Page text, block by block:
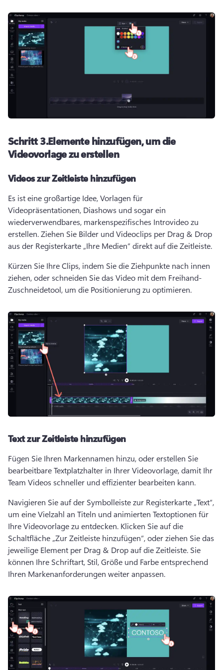
Schritt 3.Elemente hinzufügen, um die
Videovorlage zu erstellen
Videos zur Zeitleiste hinzufügen
Es ist eine großartige Idee, Vorlagen für
Videopräsentationen, Diashows und sogar ein
wiederverwendbares, markenspezifisches Introvideo zu
erstellen. Ziehen Sie Bilder und Videoclips per Drag & Drop
aus der Registerkarte „Ihre Medien“ direkt auf die Zeitleiste.
Kürzen Sie Ihre Clips, indem Sie die Ziehpunkte nach innen
ziehen, oder schneiden Sie das Video mit dem Freihand-
Zuschneidetool, um die Positionierung zu optimieren.
Text zur Zeitleiste hinzufügen
Fügen Sie Ihren Markennamen hinzu, oder erstellen Sie
bearbeitbare Textplatzhalter in Ihrer Videovorlage, damit Ihr
Team Videos schneller und effizienter bearbeiten kann.
Navigieren Sie auf der Symbolleiste zur Registerkarte „Text“,
um eine Vielzahl an Titeln und animierten Textoptionen für
Ihre Videovorlage zu entdecken. Klicken Sie auf die
Schaltfläche „Zur Zeitleiste hinzufügen“, oder ziehen Sie das
jeweilige Element per Drag & Drop auf die Zeitleiste. Sie
können Ihre Schriftart, Stil, Größe und Farbe entsprechend
Ihren Markenanforderungen weiter anpassen.